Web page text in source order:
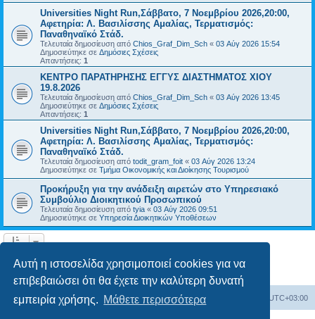
Αυτή η ιστοσελίδα χρησιμοποιεί cookies για να
επιβεβαιώσει ότι θα έχετε την καλύτερη δυνατή
εμπειρία χρήσης. Μάθετε περισσότερα
Universities Night Run,Σάββατο, 7 Νοεμβρίου 2026,20:00,
Αφετηρία: Λ. Βασιλίσσης Αμαλίας, Τερματισμός:
Παναθηναϊκό Στάδ.
Τελευταία δημοσίευση από Chios_Graf_Dim_Sch « 03 Αύγ 2026 15:54
Δημοσιεύτηκε σε Δημόσιες Σχέσεις
Απαντήσεις: 1
ΚΕΝΤΡΟ ΠΑΡΑΤΗΡΗΣΗΣ ΕΓΓΥΣ ΔΙΑΣΤΗΜΑΤΟΣ ΧΙΟΥ
19.8.2026
Τελευταία δημοσίευση από Chios_Graf_Dim_Sch « 03 Αύγ 2026 13:45
Δημοσιεύτηκε σε Δημόσιες Σχέσεις
Απαντήσεις: 1
Universities Night Run,Σάββατο, 7 Νοεμβρίου 2026,20:00,
Αφετηρία: Λ. Βασιλίσσης Αμαλίας, Τερματισμός:
Παναθηναϊκό Στάδ.
Τελευταία δημοσίευση από todit_gram_foit « 03 Αύγ 2026 13:24
Δημοσιεύτηκε σε Τμήμα Οικονομικής και Διοίκησης Τουρισμού
Προκήρυξη για την ανάδειξη αιρετών στο Υπηρεσιακό
Συμβούλιο Διοικητικού Προσωπικού
Τελευταία δημοσίευση από tyia « 03 Αύγ 2026 09:51
Δημοσιεύτηκε σε Υπηρεσία Διοικητικών Υποθέσεων
Board Όλοι οι χρόνοι είναι UTC+03:00
Διαγραφή cookies